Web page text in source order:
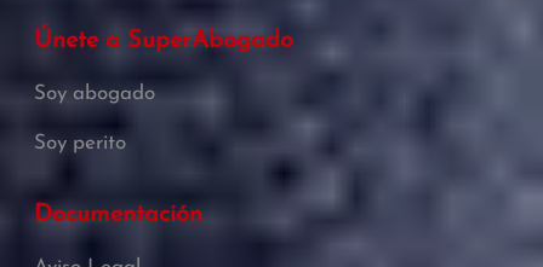
Únete a SuperAbogado
Soy abogado
Soy perito
Documentación